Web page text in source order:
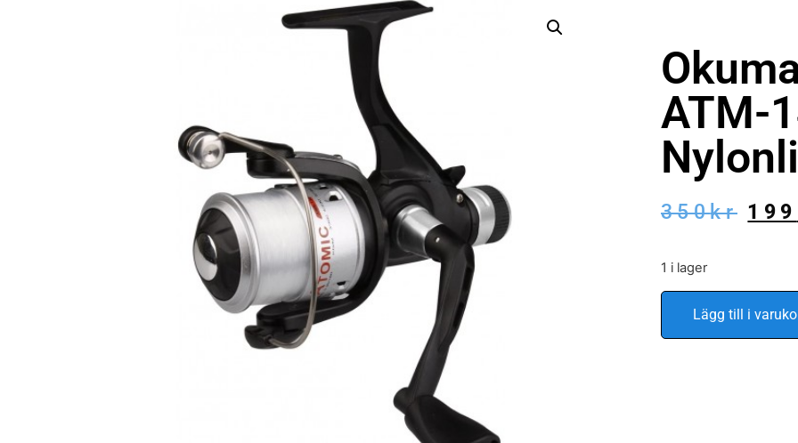
ATM-
350kr 199
1 i lager
Lägg till i